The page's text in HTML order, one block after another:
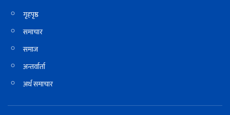
गृहपृष्ठ
समाचार
समाज
अन्तर्वार्ता
अर्थ समाचार